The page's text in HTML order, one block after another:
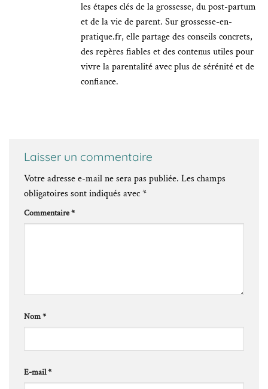
les étapes clés de la grossesse, du post-partum
et de la vie de parent. Sur grossesse-en-
pratique.fr, elle partage des conseils concrets,
des repères fiables et des contenus utiles pour
vivre la parentalité avec plus de sérénité et de
confiance.
Laisser un commentaire
Votre adresse e-mail ne sera pas publiée. Les champs
obligatoires sont indiqués avec*
Commentaire*
Nom*
E-mail*